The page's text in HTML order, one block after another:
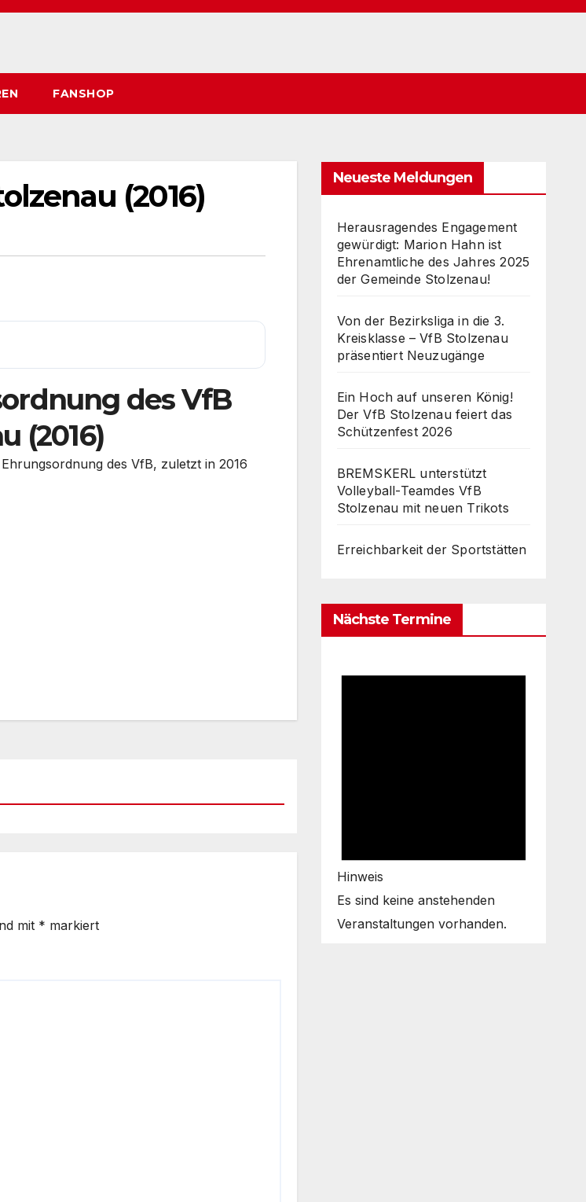
FANSHOP
(2016)
des VfB
(2016)
des VfB, zuletzt in 2016
mit * markiert
Neueste Meldungen
Herausragendes Engagement
gewürdigt: Marion Hahn ist
Ehrenamtliche des Jahres 2025
der Gemeinde Stolzenau!
Von der Bezirksliga in die 3.
Kreisklasse – VfB Stolzenau
präsentiert Neuzugänge
Ein Hoch auf unseren König!
Der VfB Stolzenau feiert das
Schützenfest 2026
BREMSKERL unterstützt
Volleyball-Teamdes VfB
Stolzenau mit neuen Trikots
Erreichbarkeit der Sportstätten
Nächste Termine
Hinweis
Es sind keine anstehenden
Veranstaltungen vorhanden.